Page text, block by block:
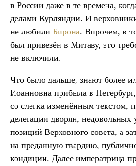
в России даже в те времена,
делами Курляндии. И
не любили Бирона. Впрочем, в
был привезён в Митаву, это
не включили.
Что было дальше, знают более
Иоанновна прибыла в
со слегка изменённым текстом,
делегации дворян, недовольных
позиций Верховного совета, а
на преданную гвардию,
кондиции. Далее императрица